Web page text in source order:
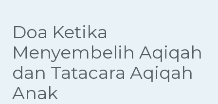
Doa Ketika
Menyembelih Aqiqah
dan Tatacara Aqiqah
Anak